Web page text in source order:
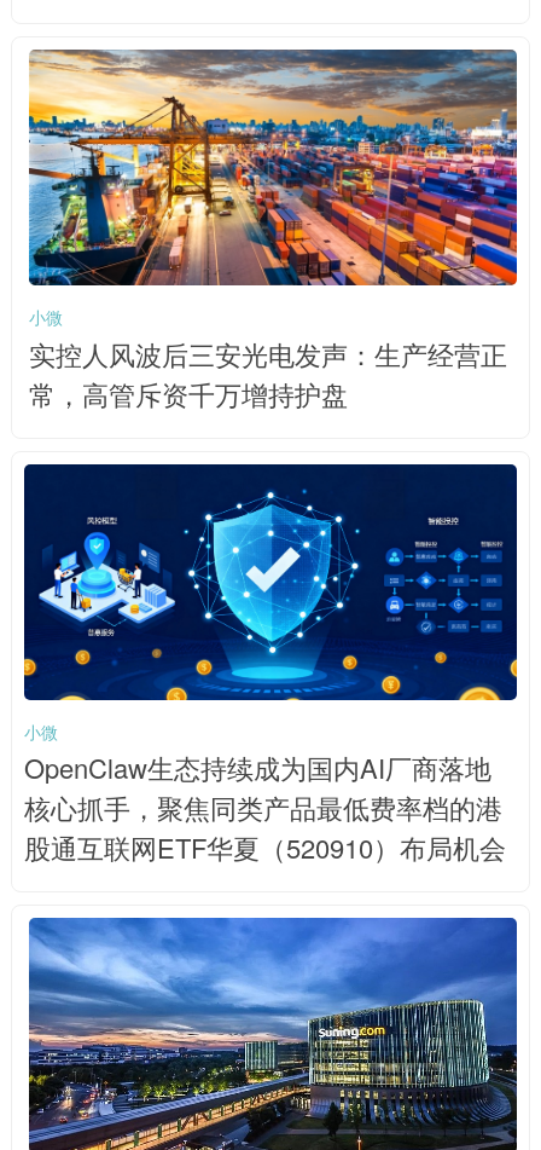
小微
实控人风波后三安光电发声：生产经营正
常，高管斥资千万增持护盘
小微
OpenClaw生态持续成为国内AI厂商落地
核心抓手，聚焦同类产品最低费率档的港
股通互联网ETF华夏（520910）布局机会